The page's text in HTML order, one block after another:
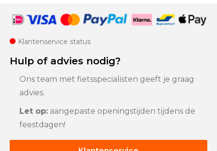
Klantenservice status
Hulp of advies nodig?
Ons team met fietsspecialisten geeft je graag
advies.
Let op: aangepaste openingstijden tijdens de
feestdagen!